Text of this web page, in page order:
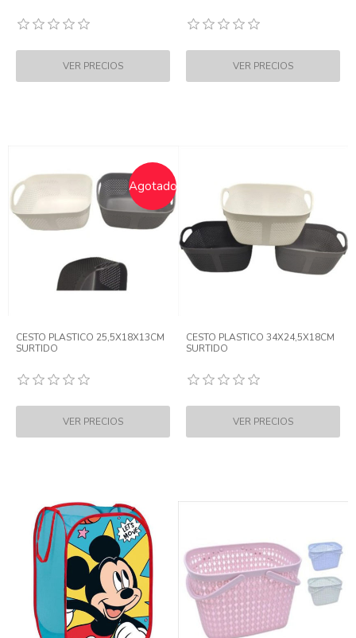
Agotado
CESTO PLASTICO 25,5X18X13CM
SURTIDO
CESTO PLASTICO 34X24,5X18CM
SURTIDO